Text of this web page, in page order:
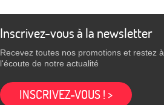
Inscrivez-vous à la newsletter
Recevez toutes nos promotions et restez à
l'écoute de notre actualité
INSCRIVEZ-VOUS ! >